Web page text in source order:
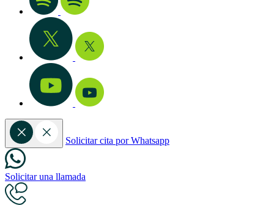
Solicitar cita por Whatsapp
Solicitar una llamada